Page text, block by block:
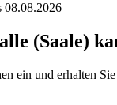
08.08.2026
(Saale)
ein und erhalten